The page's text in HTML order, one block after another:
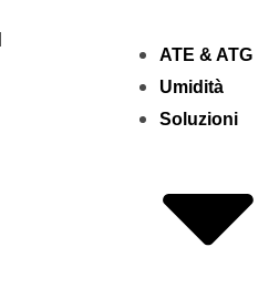
ATE & ATG
Umidità
Soluzioni